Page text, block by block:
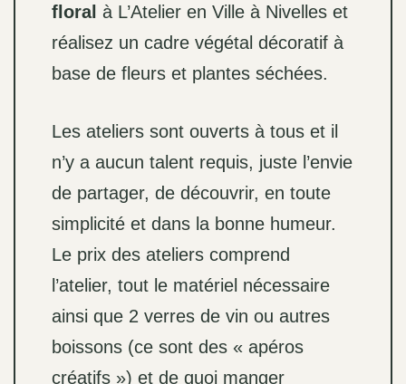
floral à L’Atelier en Ville à Nivelles et
réalisez un cadre végétal décoratif à
base de fleurs et plantes séchées.
Les ateliers sont ouverts à tous et il
n’y a aucun talent requis, juste l’envie
de partager, de découvrir, en toute
simplicité et dans la bonne humeur.
Le prix des ateliers comprend
l’atelier, tout le matériel nécessaire
ainsi que 2 verres de vin ou autres
boissons (ce sont des « apéros
créatifs ») et de quoi manger